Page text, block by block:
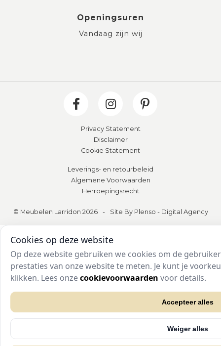
Openingsuren
Vandaag zijn wij
Privacy Statement
Disclaimer
Cookie Statement
Leverings- en retourbeleid
Algemene Voorwaarden
Herroepingsrecht
© Meubelen Larridon 2026 - Site By Plenso - Digital Agency
Cookies op deze website
Op deze website gebruiken we cookies om de
prestaties van onze website te meten. Je kunt je
klikken. Lees onzecookievoorwaarden voor details.
Accepteer alles
Weiger alles